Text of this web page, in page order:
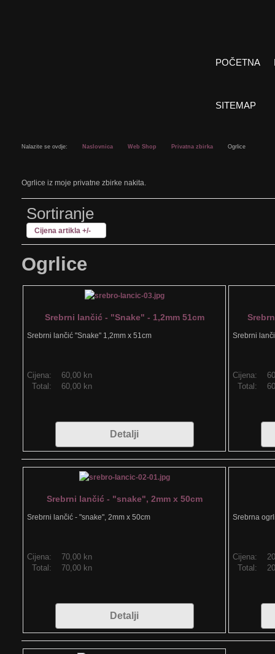
POČETNA
SITEMAP
Nalazite se ovdje: Naslovnica Web Shop Privatna zbirka Ogrlice
Ogrlice iz moje privatne zbirke nakita.
Sortiranje
Cijena artikla +/-
Ogrlice
Srebrni lančić - "Snake" - 1,2mm 51cm
Srebrni lančić "Snake" 1,2mm x 51cm
Cijena:
60,00 kn
Total:
60,00 kn
Detalji
Srebrni
Cijena:
Total:
Srebrni lančić - "snake", 2mm x 50cm
Srebrni lančić - "snake", 2mm x 50cm
Cijena:
70,00 kn
Total:
70,00 kn
Detalji
Srebrna
Cijena:
Total: